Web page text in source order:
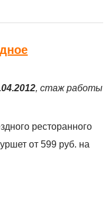
, стаж работы
ресторанного
от 599 руб. на